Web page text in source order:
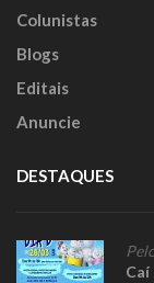
Colunistas
Blogs
Editais
Anuncie
DESTAQUES